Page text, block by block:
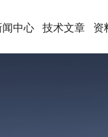
闻中心 技术文章 资